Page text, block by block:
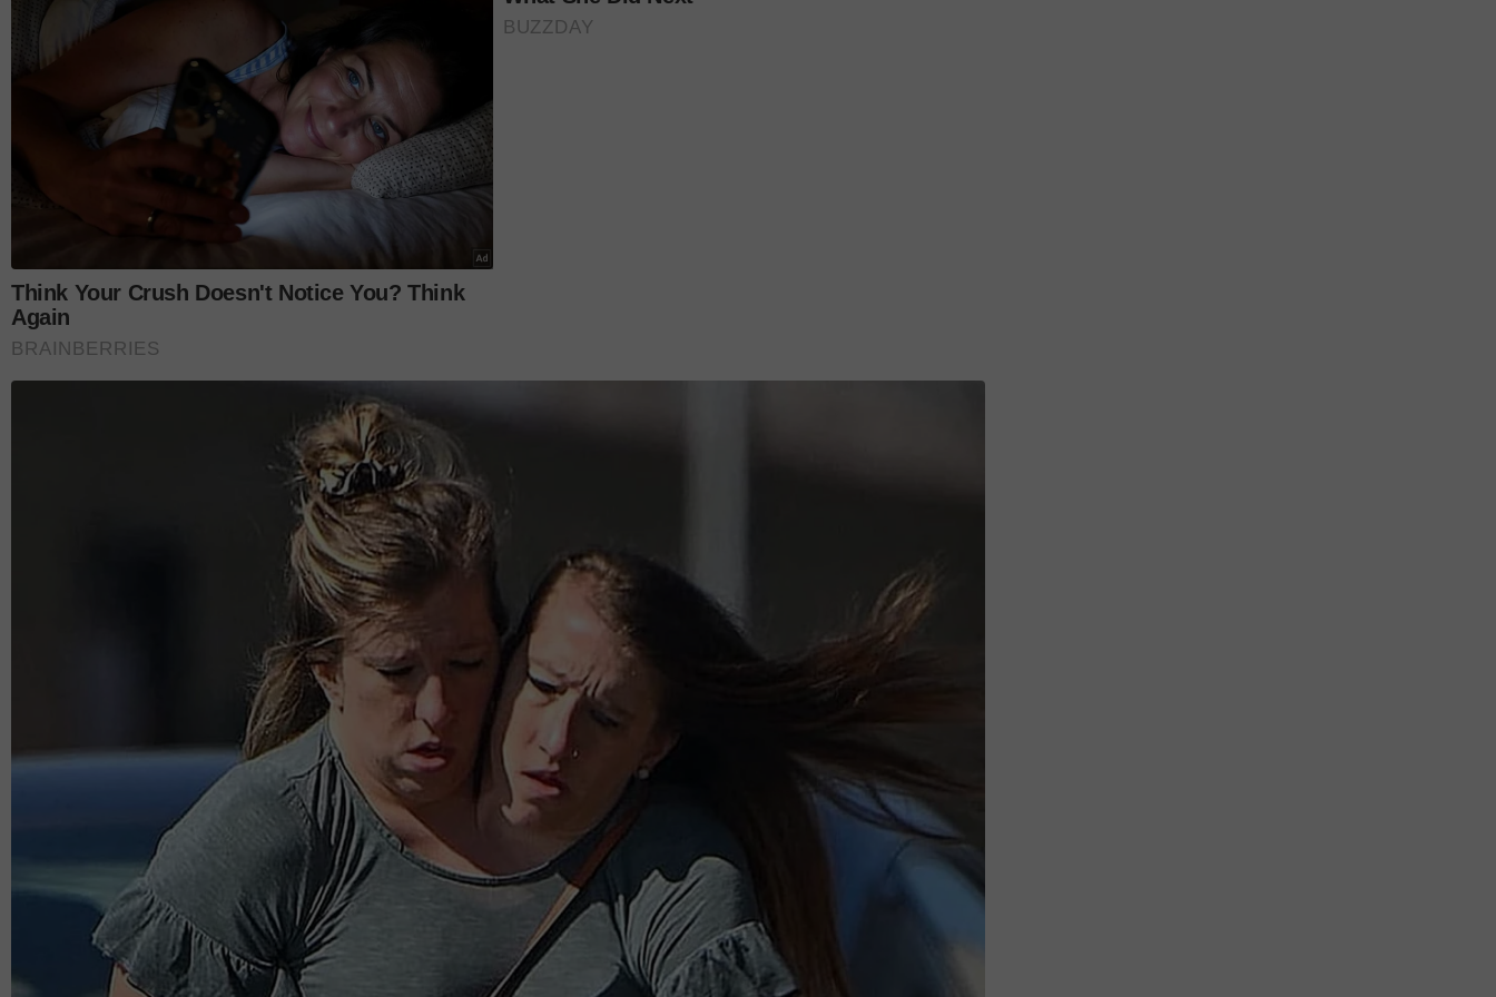
Berkongsi keunikan resipi tersebut, Muslimah akui, selain 50 kilogram sengkuang segar yang
menjadi inti popia, sambal homemade antara pencetus keenakan rasa yang membuatkan ia
sangat popular.
Bermula jam 8 pagi, segala persiapan dilakukan sendiri sambil dibantu suami dan anak
sebelum memulakan operasi perniagaan pada jam 2 petang hingga 6.30 petang.